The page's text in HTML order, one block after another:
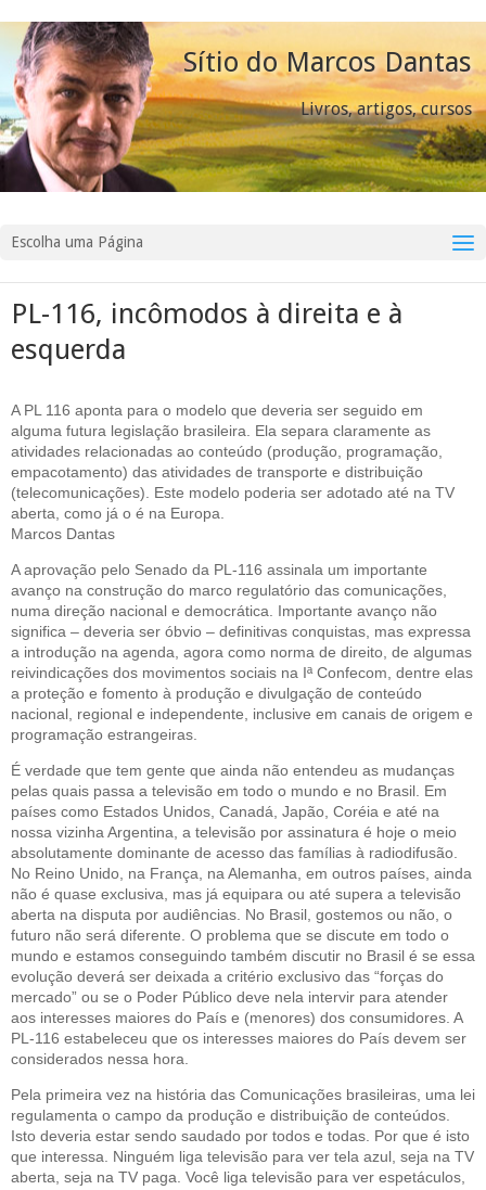
Sítio do Marcos Dantas
Livros, artigos, cursos
Escolha uma Página
PL-116, incômodos à direita e à
esquerda
A PL 116 aponta para o modelo que deveria ser seguido em
alguma futura legislação brasileira. Ela separa claramente as
atividades relacionadas ao conteúdo (produção, programação,
empacotamento) das atividades de transporte e distribuição
(telecomunicações). Este modelo poderia ser adotado até na TV
aberta, como já o é na Europa.
Marcos Dantas
A aprovação pelo Senado da PL-116 assinala um importante
avanço na construção do marco regulatório das comunicações,
numa direção nacional e democrática. Importante avanço não
significa – deveria ser óbvio – definitivas conquistas, mas expressa
a introdução na agenda, agora como norma de direito, de algumas
reivindicações dos movimentos sociais na Iª Confecom, dentre elas
a proteção e fomento à produção e divulgação de conteúdo
nacional, regional e independente, inclusive em canais de origem e
programação estrangeiras.
É verdade que tem gente que ainda não entendeu as mudanças
pelas quais passa a televisão em todo o mundo e no Brasil. Em
países como Estados Unidos, Canadá, Japão, Coréia e até na
nossa vizinha Argentina, a televisão por assinatura é hoje o meio
absolutamente dominante de acesso das famílias à radiodifusão.
No Reino Unido, na França, na Alemanha, em outros países, ainda
não é quase exclusiva, mas já equipara ou até supera a televisão
aberta na disputa por audiências. No Brasil, gostemos ou não, o
futuro não será diferente. O problema que se discute em todo o
mundo e estamos conseguindo também discutir no Brasil é se essa
evolução deverá ser deixada a critério exclusivo das “forças do
mercado” ou se o Poder Público deve nela intervir para atender
aos interesses maiores do País e (menores) dos consumidores. A
PL-116 estabeleceu que os interesses maiores do País devem ser
considerados nessa hora.
Pela primeira vez na história das Comunicações brasileiras, uma lei
regulamenta o campo da produção e distribuição de conteúdos.
Isto deveria estar sendo saudado por todos e todas. Por que é isto
que interessa. Ninguém liga televisão para ver tela azul, seja na TV
aberta, seja na TV paga. Você liga televisão para ver espetáculos,